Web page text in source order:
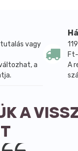
vagy
a
A
A